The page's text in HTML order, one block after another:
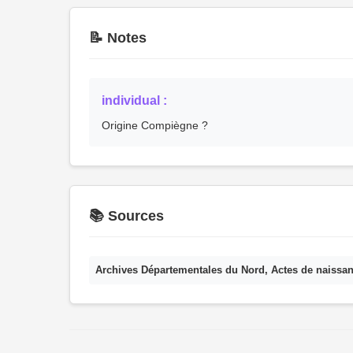
📝 Notes
individual :
Origine Compiègne ?
📚 Sources
Archives Départementales du Nord, Actes de